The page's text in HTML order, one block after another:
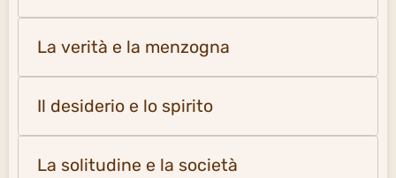
La verità e la menzogna
Il desiderio e lo spirito
La solitudine e la società